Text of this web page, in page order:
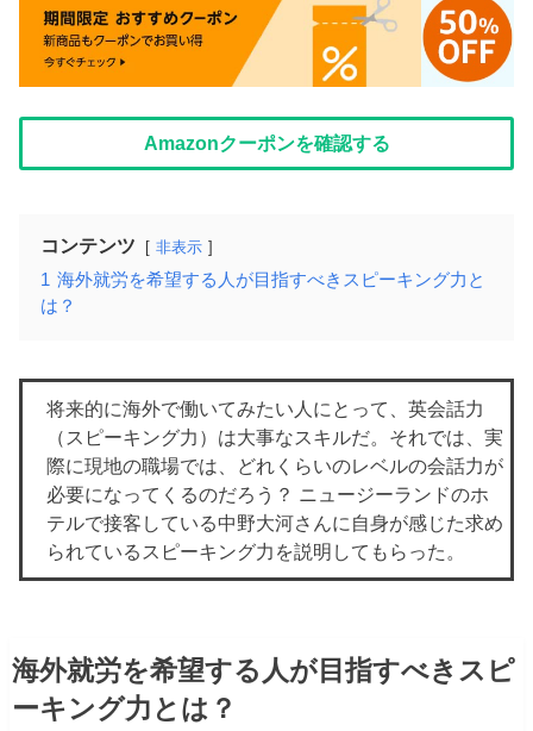
Amazonクーポンを確認する
コンテンツ 非表示
1 海外就労を希望する人が目指すべきスピーキング力と
は？
将来的に海外で働いてみたい人にとって、英会話力
（スピーキング力）は大事なスキルだ。それでは、実
際に現地の職場では、どれくらいのレベルの会話力が
必要になってくるのだろう？ ニュージーランドのホ
テルで接客している中野大河さんに自身が感じた求め
られているスピーキング力を説明してもらった。
海外就労を希望する人が目指すべきスピ
ーキング力とは？